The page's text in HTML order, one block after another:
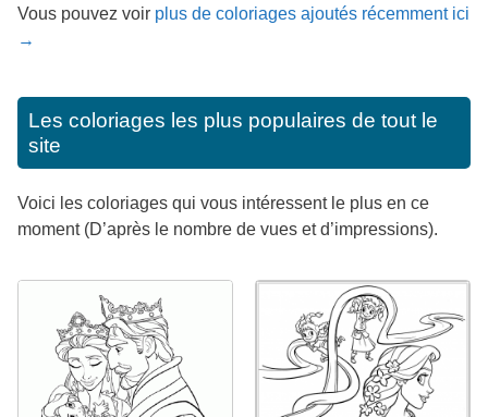
Vous pouvez voir plus de coloriages ajoutés récemment ici
→
Les coloriages les plus populaires de tout le
site
Voici les coloriages qui vous intéressent le plus en ce
moment (D’après le nombre de vues et d’impressions).